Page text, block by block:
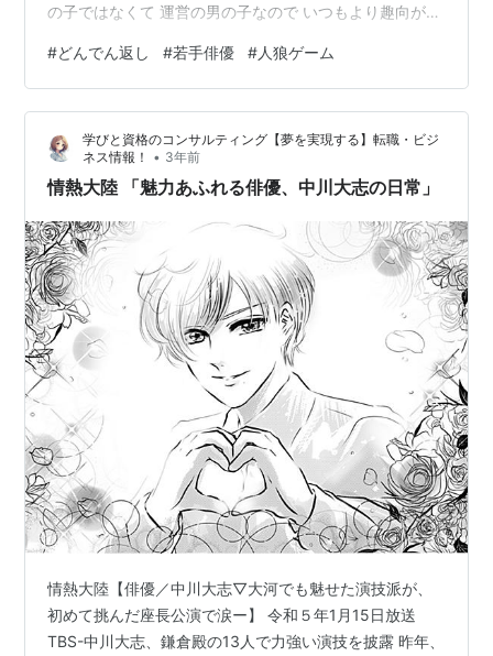
の子ではなくて 運営の男の子なので いつもより趣向が変
このゲームの全貌をよくわかってない。 いろんなところ
で人狼ゲームのYouTubeとか見たり 実際に自分でスマホ
ゲームとかしてるのに 途中からわからなくなってきてし
まいます。 論理だてて～とか こうはこうでこうすれば～
という応用問題的なのが こんがらがってしまいます。 文
章力…
#どんでん返し #若手俳優 #人狼ゲーム
学びと資格のコンサルティング【夢を実現する】転職・ビジ
ネス情報！
• 3年前
情熱大陸 「魅力あふれる俳優、中川大志の日常」
情熱大陸【俳優／中川大志▽大河でも魅せた演技派が、
初めて挑んだ座長公演で涙ー】 令和５年1月15日放送
TBS-中川大志、鎌倉殿の13人で力強い演技を披露 昨年、